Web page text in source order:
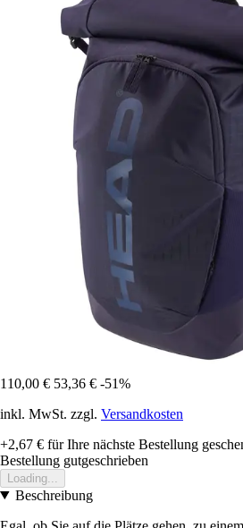
110,00 € 53,36 € -51%
inkl. MwSt. zzgl. Versandkosten
+2,67 € für Ihre nächste Bestellung
Bestellung gutgeschrieben
Loading...
Beschreibung